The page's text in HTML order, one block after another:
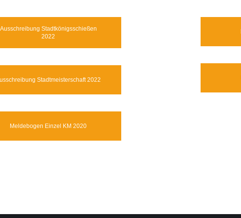
Ausschreibung Stadtkönigsschießen
2022
Stadtmeisterschaft 2022
Meldebogen Einzel KM 2020